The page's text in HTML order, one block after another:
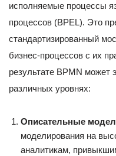
исполняемые процессы
процессов (BPEL). Это
стандартизированный
бизнес-процессов с их
результате BPMN может
различных уровнях:
Описательные
моделирования на
аналитикам,